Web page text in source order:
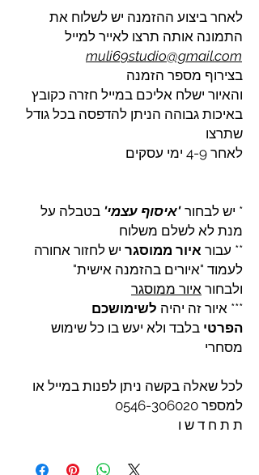
לאחר ביצוע ההזמנה יש לשלוח את
התמונה אותה תרצו לאייר למייל
muli69studio@gmail.com
בצירוף מספר הזמנה
והאיור ישלח אליכם במייל חזרה כקובץ
באיכות גבוהה הניתן להדפסה בכל גודל
שתרצו
לאחר 4-9 ימי עסקים
* יש לבחור 'איסוף עצמי' בטבלה על
מנת לא לשלם משלוח
** עבור איור ממוסגר יש לחזור אחורה
לעמוד "איורים בהזמנה אישית"
ולבחור איור ממוסגר
*** איור זה יהיה לשימושכם
הפרטי בלבד ולא יעש בו כל שימוש
מסחרי
לכל שאלה בקשה ניתן לפנות במייל או
למספר 0546-306020
ת ת ח ד ש ו